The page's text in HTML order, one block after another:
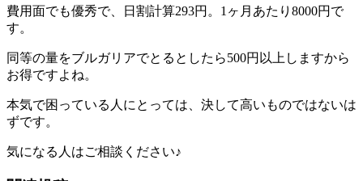
費用面でも優秀で、日割計算293円。1ヶ月あたり8000円で
す。
同等の量をブルガリアでとるとしたら500円以上しますから
お得ですよね。
本気で困っている人にとっては、決して高いものではないは
ずです。
気になる人はご相談ください♪